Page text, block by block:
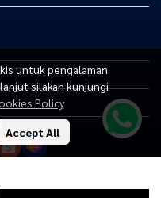
untuk pengalaman
silakan kunjungi
Policy
Accept All